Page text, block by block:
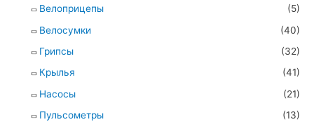
Велоприцепы
(5)
Велосумки
(40)
Грипсы
(32)
Крылья
(41)
Насосы
(21)
Пульсометры
(13)